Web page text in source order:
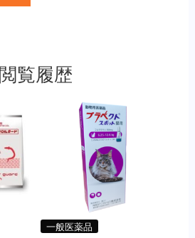
覧履歴
一般医薬品